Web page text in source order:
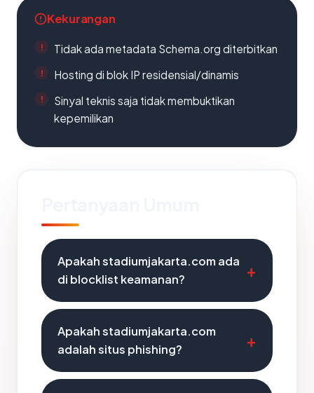
Kekurangan
Tidak ada metadata Schema.org diterbitkan
Hosting di blok IP residensial/dinamis
Sinyal teknis saja tidak membuktikan
kepemilikan
Apakah stadiumjakarta.com ada
di blocklist keamanan?
Apakah stadiumjakarta.com
adalah situs phishing?